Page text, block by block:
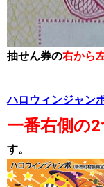
抽せん券の右から
ハロウィンジャン
一番右側の
す。